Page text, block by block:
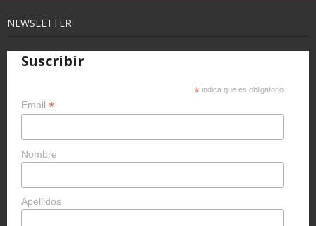
NEWSLETTER
Suscribir
* indica que es obligatorio
Email *
Nombre
Apellidos